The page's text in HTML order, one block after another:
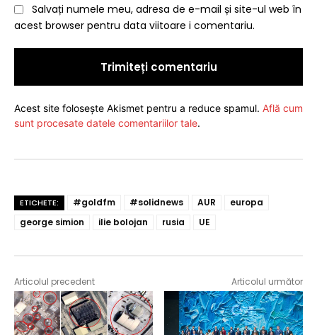
Salvați numele meu, adresa de e-mail și site-ul web în
acest browser pentru data viitoare i comentariu.
Acest site folosește Akismet pentru a reduce spamul. Află cum
sunt procesate datele comentariilor tale.
ETICHETE: #goldfm #solidnews AUR
europa
george simion
ilie bolojan rusia UE
Articolul precedent Articolul următor